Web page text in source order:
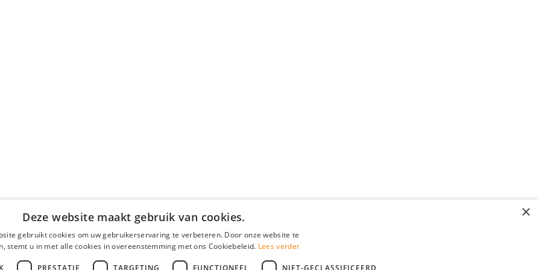
×
Deze website maakt gebruik van cookies.
gebruikt cookies om uw gebruikerservaring te verbeteren. Door onze website te
stemt u in met alle cookies in overeenstemming met ons Cookiebeleid. Lees verder
PRESTATIE TARGETING FUNCTIONEEL NIET-GECLASSIFICEERD